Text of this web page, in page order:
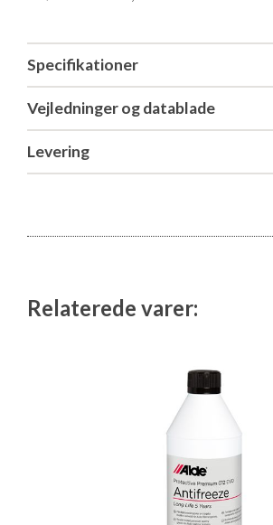
GPDR - Optagelse af foto
GPDR - KG Camping
Specifikationer
Vejledninger og datablade
Levering
Relaterede varer: